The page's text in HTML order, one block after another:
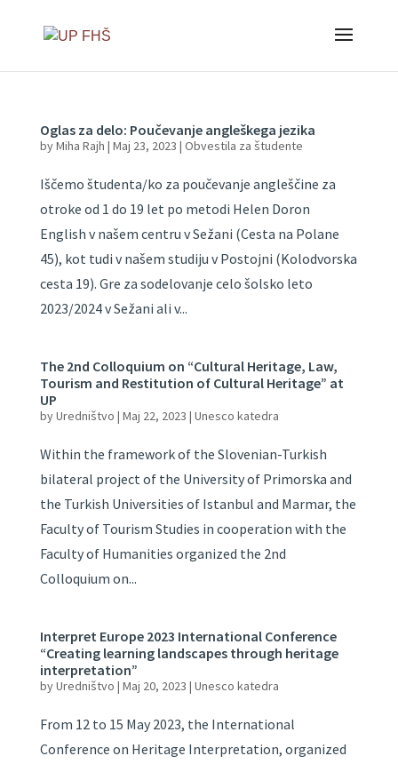
Oglas za delo: Poučevanje angleškega jezika
byMiha Rajh | Maj 23, 2023 | Obvestila za študente
Iščemo študenta/ko za poučevanje angleščine za
otroke od 1 do 19 let po metodi Helen Doron
English v našem centru v Sežani (Cesta na Polane
45), kot tudi v našem studiju v Postojni (Kolodvorska
cesta 19). Gre za sodelovanje celo šolsko leto
2023/2024 v Sežani ali v...
The 2nd Colloquium on “Cultural Heritage, Law,
Tourism and Restitution of Cultural Heritage” at
UP
byUredništvo | Maj 22, 2023 | Unesco katedra
Within the framework of the Slovenian-Turkish
bilateral project of the University of Primorska and
the Turkish Universities of Istanbul and Marmar, the
Faculty of Tourism Studies in cooperation with the
Faculty of Humanities organized the 2nd
Colloquium on...
Interpret Europe 2023 International Conference
“Creating learning landscapes through heritage
interpretation”
byUredništvo | Maj 20, 2023 | Unesco katedra
From 12 to 15 May 2023, the International
Conference on Heritage Interpretation, organized